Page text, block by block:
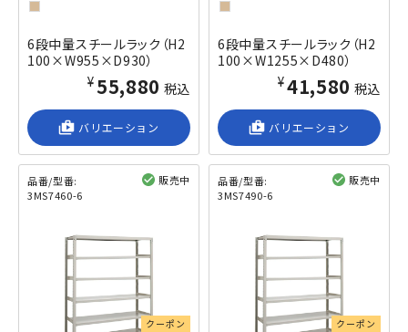
6段中量スチールラック（H2
100×W955×D930）
¥55,880 税込
shop_2 バリエーション
6段中量スチールラック（H2
100×W1255×D480）
¥41,580 税込
shop_2 バリエーション
品番/型番:
3MS7460-6
販売中
クーポン
品番/型番:
3MS7490-6
販売中
クーポン